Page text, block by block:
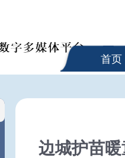
首页
边城护苗